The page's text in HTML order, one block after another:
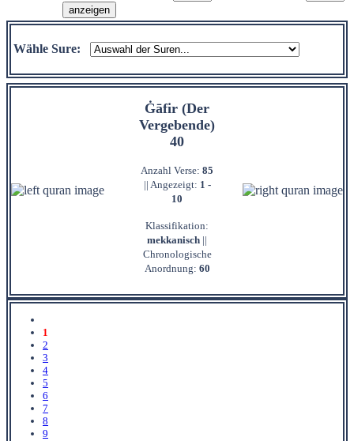
Wähle Sure:
Ġāfir (Der
Vergebende)
40
Anzahl Verse: 85
|| Angezeigt: 1 -
10
Klassifikation:
mekkanisch ||
Chronologische
Anordnung: 60
1
2
3
4
5
6
7
8
9